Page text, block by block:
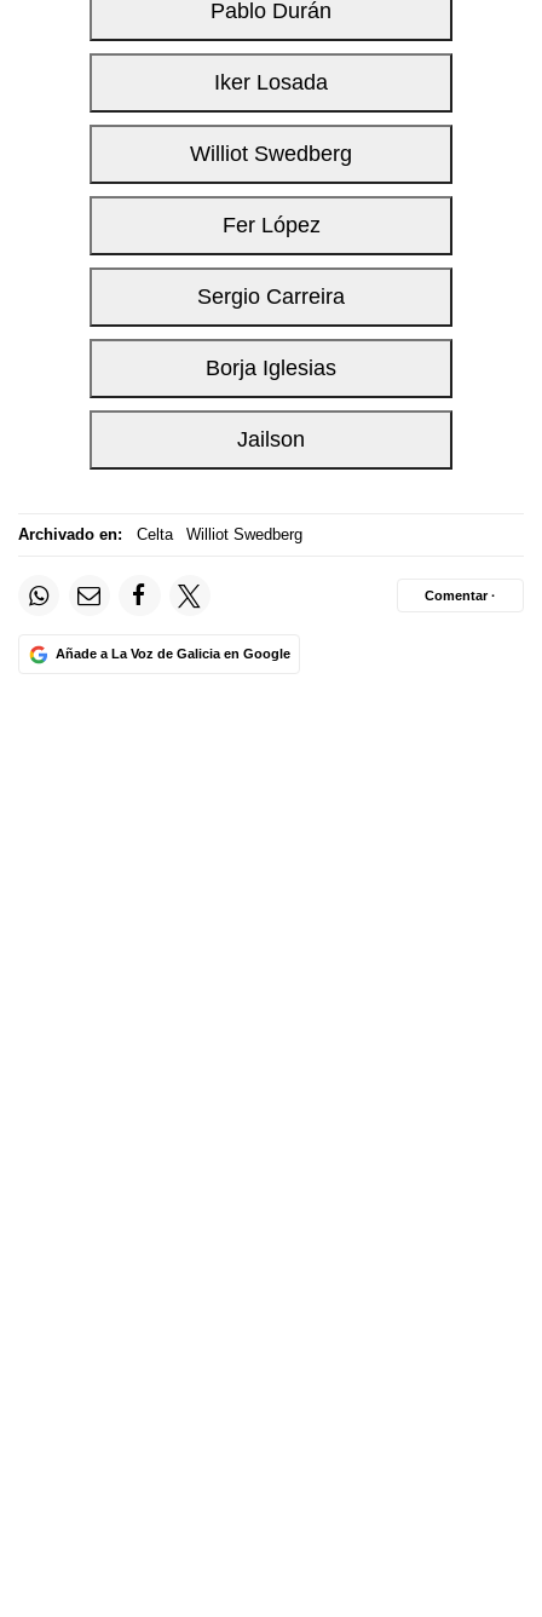
Archivado en: Celta Williot Swedberg
Añade a La Voz de Galicia en Google
Comentar ·